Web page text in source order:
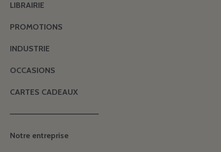
LIBRAIRIE
PROMOTIONS
INDUSTRIE
OCCASIONS
CARTES CADEAUX
———————————————
Notre entreprise